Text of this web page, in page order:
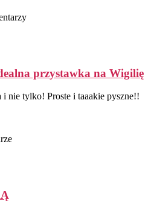
przystawka na Wigilię
nie tylko! Proste i taaakie pyszne!!